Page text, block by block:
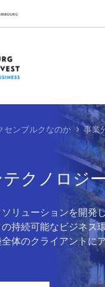
センブルクなのか
事業
テクノロジ
リューションを開発
持続可能なビジネス
体のクライアントに
panel